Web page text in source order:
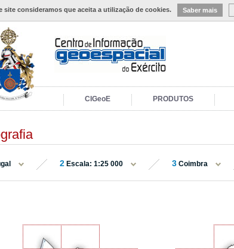
site consideramos que aceita a utilização de cookies. Saber mais
CIGeoE PRODUTOS
2 Escala: 1:25 000 3 Coimbra